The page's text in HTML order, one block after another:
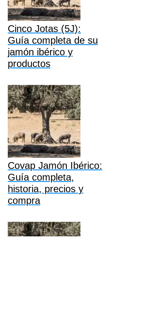
Cinco Jotas (5J):
Guía completa de su
jamón ibérico y
productos
Covap Jamón Ibérico:
Guía completa,
historia, precios y
compra